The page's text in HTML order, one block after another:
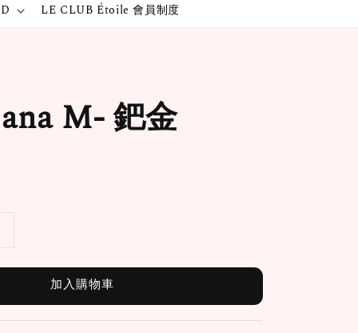
LE CLUB Étoile 會員制度
M- 鈀金
加入購物車